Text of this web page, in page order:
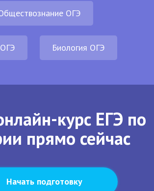
ОГЭ
Биология ОГЭ
курс ЕГЭ по
прямо сейчас
Начать подготовку